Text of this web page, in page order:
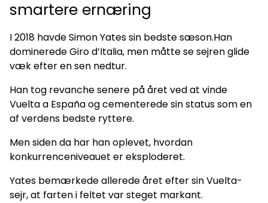
smartere ernæring
I 2018 havde Simon Yates sin bedste sæson.Han
dominerede Giro d’Italia, men måtte se sejren glide
væk efter en sen nedtur.
Han tog revanche senere på året ved at vinde
Vuelta a España og cementerede sin status som en
af verdens bedste ryttere.
Men siden da har han oplevet, hvordan
konkurrenceniveauet er eksploderet.
Yates bemærkede allerede året efter sin Vuelta-
sejr, at farten i feltet var steget markant.